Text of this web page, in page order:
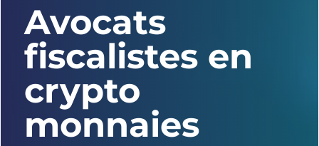
Avocats
fiscalistes en
crypto
monnaies